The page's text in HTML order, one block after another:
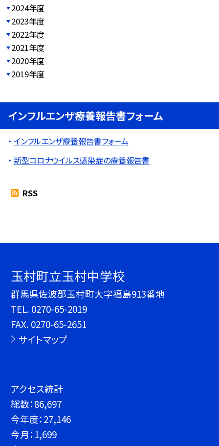
2024年度
2023年度
2022年度
2021年度
2020年度
2019年度
インフルエンザ療養報告書フォーム
インフルエンザ療養報告書フォーム
新型コロナウイルス感染症の療養報告書
RSS
玉村町立玉村中学校
群馬県佐波郡玉村町大字福島913番地
TEL. 0270-65-2019
FAX. 0270-65-2651
サイトマップ
アクセス統計
総数：86,697
今年度：27,146
今月： 1,699